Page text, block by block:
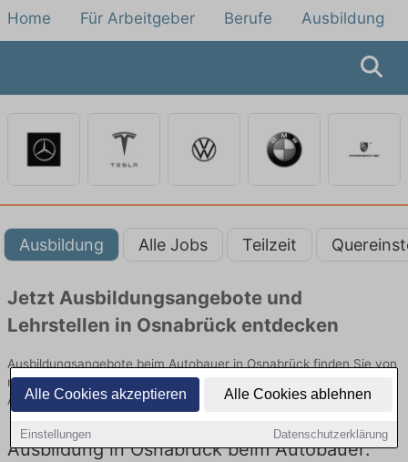
Alle Cookies akzeptieren Alle Cookies ablehnen
Einstellungen Datenschutzerklärung
Home Für Arbeitgeber Berufe Ausbildung
Ausbildung Alle Jobs Teilzeit
Jetzt Ausbildungsangebote und
Lehrstellen in Osnabrück entdecken
Ausbildungsangebote beim Autobauer in Osnabrück finden Sie von
namhaften Firmen. Entdecken Sie freie Optionen von Top-
Arbeitgebern und bewerben Sie sich noch heute.
Ausbildung in Osnabrück beim Autobauer: